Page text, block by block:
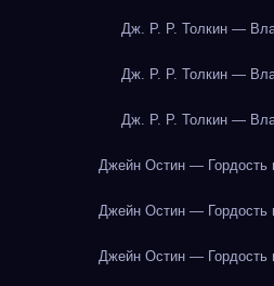
Дж. Р. Р. Толкин —
Дж. Р. Р. Толкин —
Дж. Р. Р. Толкин —
Джейн Остин — Гордость
Джейн Остин — Гордость
Джейн Остин — Гордость